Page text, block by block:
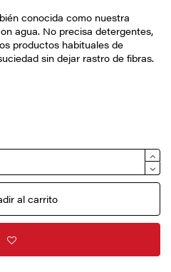
conocida como nuestra
agua. No precisa detergentes,
productos habituales de
sin dejar rastro de fibras.
al carrito